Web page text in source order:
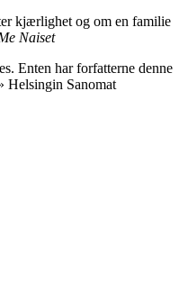
kjærlighet og om en familie
Naiset
Enten har forfatterne denne
Helsingin Sanomat